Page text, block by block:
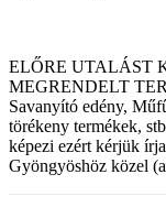
ELŐRE UTALÁST
MEGRENDELT
Savanyító edény,
törékeny termékek,
képezi ezért kérjük
Gyöngyöshöz közel